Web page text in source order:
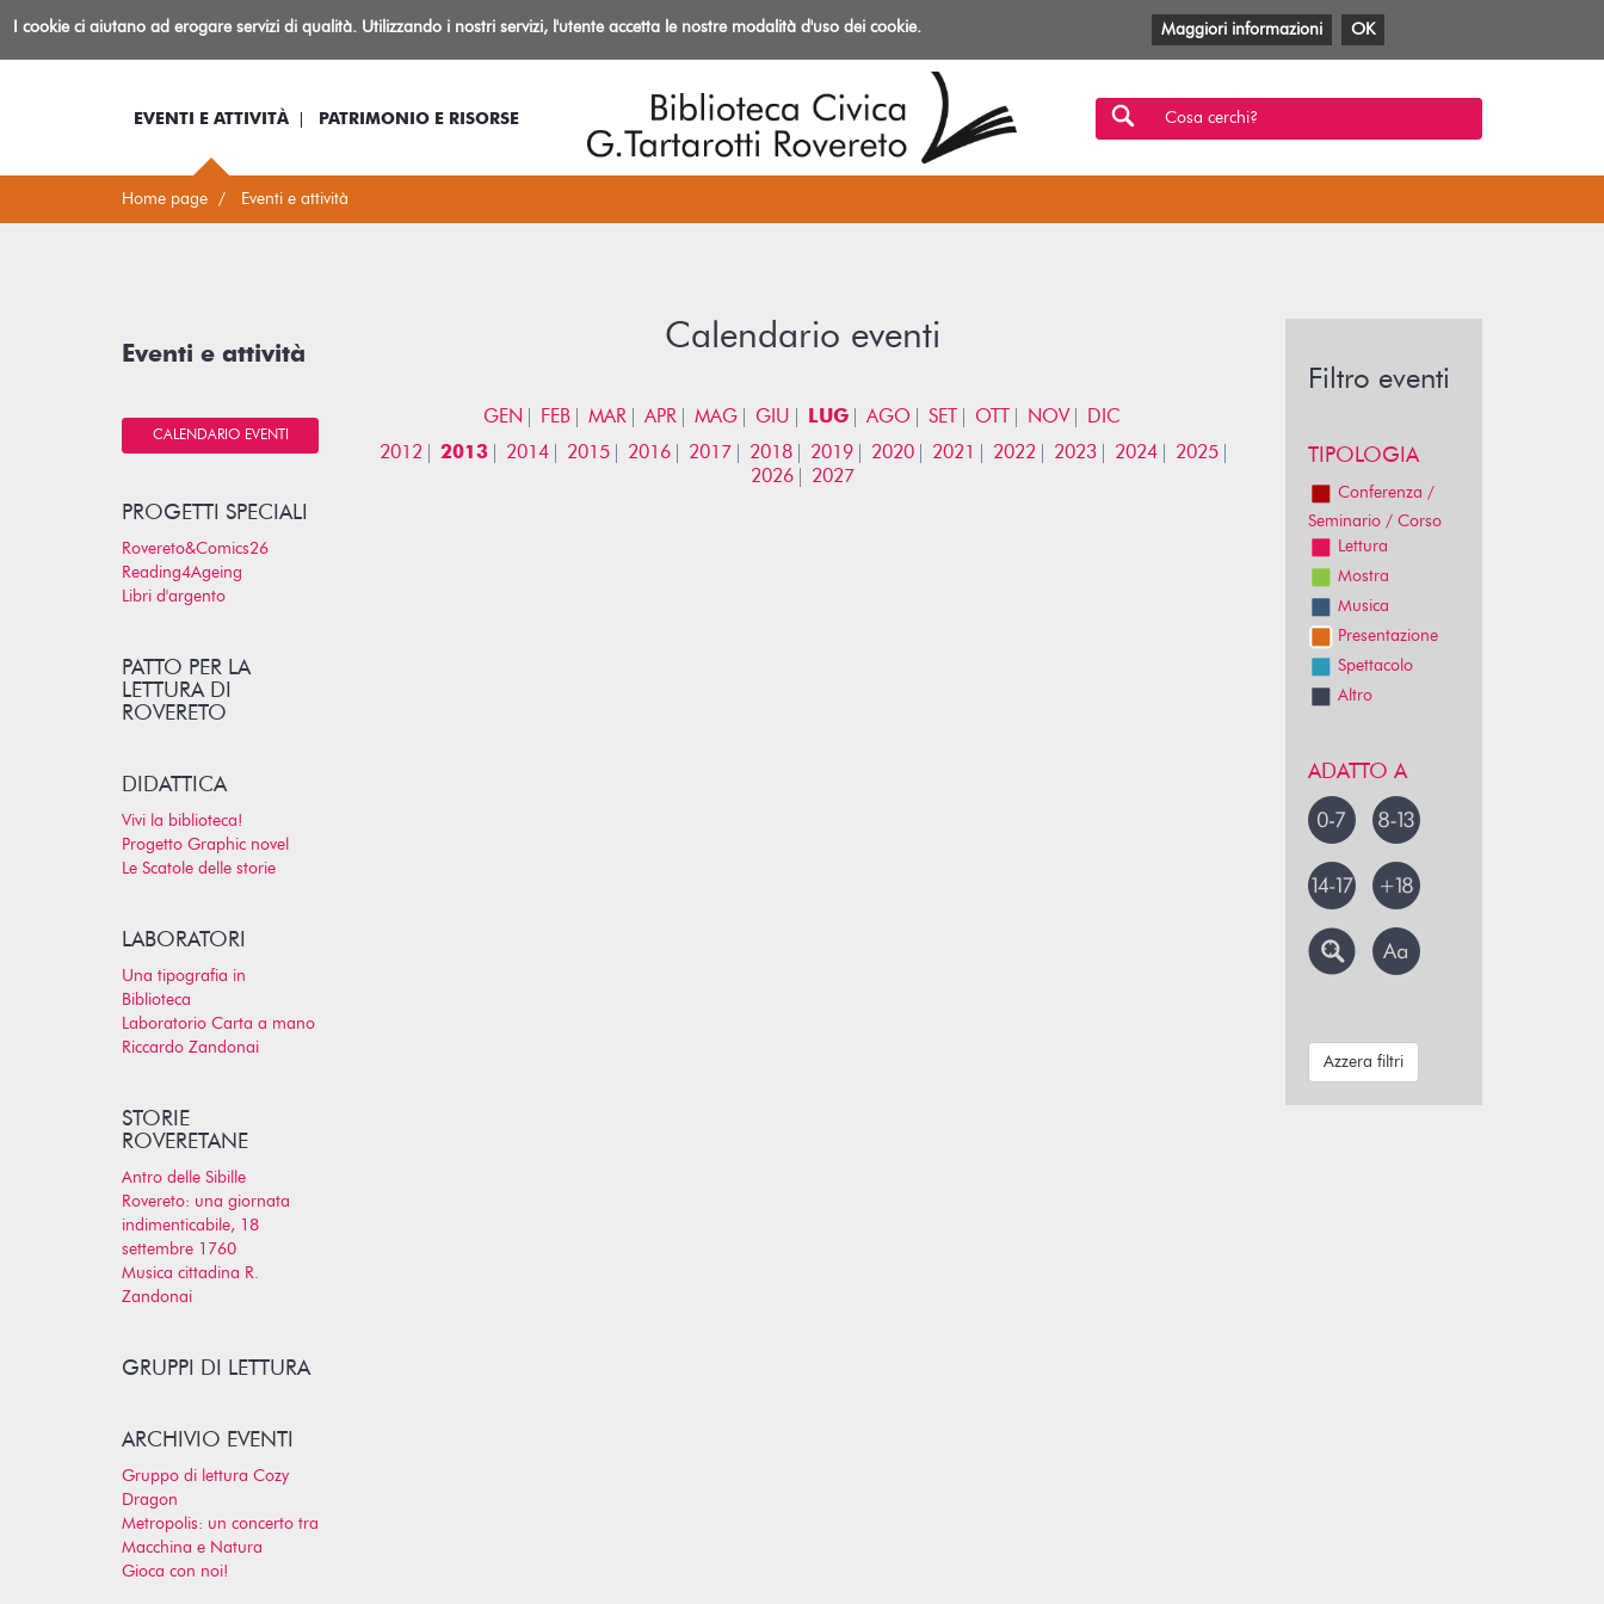
BibliotecaIo sono... Log-in Informazioni
Facebook
TwitterYouTube
Anobii
SBTMlol
EVENTI E ATTIVITÀ PATRIMONIO E RISORSE Cosa cerchi?
Home page Eventi e attività
Calendario eventi
GEN FEB MAR APR MAG GIU LUG AGO SET OTT NOV
DIC
2012
2013 2014 2015 2016 2017 2018 2019 2020 2021 2022 2023 2024
2025
2026
2027
Eventi e attività
CALENDARIO EVENTI
PROGETTI SPECIALI
Rovereto&Comics26
Reading4Ageing
Libri d'argento
PATTO PER LA
LETTURA DI
ROVERETO
DIDATTICA
Vivi la biblioteca!
Progetto Graphic novel
Le Scatole delle storie
LABORATORI
Una tipografia in
Biblioteca
Laboratorio Carta a mano
Riccardo Zandonai
STORIE
ROVERETANE
Antro delle Sibille
Rovereto: una giornata
indimenticabile, 18
settembre 1760
Musica cittadina R.
Zandonai
GRUPPI DI LETTURA
ARCHIVIO EVENTI
Gruppo di lettura Cozy
Dragon
Metropolis: un concerto tra
Macchina e Natura
Gioca con noi!
Filtro eventi
TIPOLOGIA
Conferenza /
Seminario / Corso
Lettura
Mostra
Musica
Presentazione
Spettacolo
Altro
ADATTO A
Azzera filtri
I cookie ci aiutano ad erogare servizi di qualità. Utilizzando i nostri servizi, l'utente accetta le nostre modalità d'uso dei cookie. Maggiori informazioni OK